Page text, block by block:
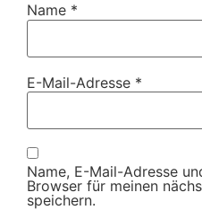
Name *
E-Mail-Adresse *
Name, E-Mail-Adresse
Browser für meinen
speichern.